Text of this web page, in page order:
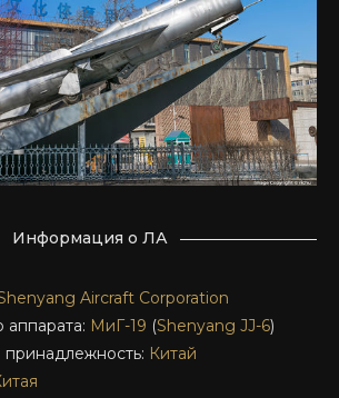
Информация о ЛА
Aircraft Corporation
аппарата: МиГ-19 (Shenyang JJ-6)
принадлежность: Китай